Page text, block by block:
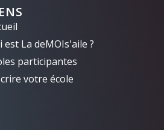
est La deMOIs'aile ?
participantes
votre école